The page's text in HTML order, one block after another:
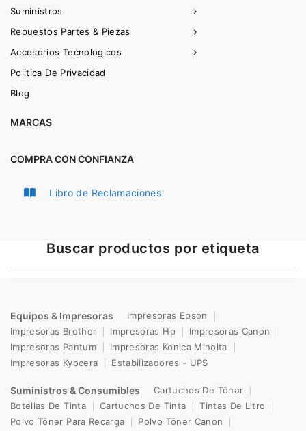
Suministros
Repuestos Partes & Piezas
Accesorios Tecnologicos
Politica De Privacidad
Blog
MARCAS
COMPRA CON CONFIANZA
Libro de Reclamaciones
Buscar productos por etiqueta
Equipos & Impresoras
Impresoras Epson
Impresoras Brother
Impresoras Hp
Impresoras Canon
Impresoras Pantum
Impresoras Konica Minolta
Impresoras Kyocera
Estabilizadores - UPS
Suministros & Consumibles
Cartuchos De Tōnər
Botellas De Tinta
Cartuchos De Tinta
Tintas De Litro
Polvo Tōnər Para Recarga
Polvo Tōnər Canon